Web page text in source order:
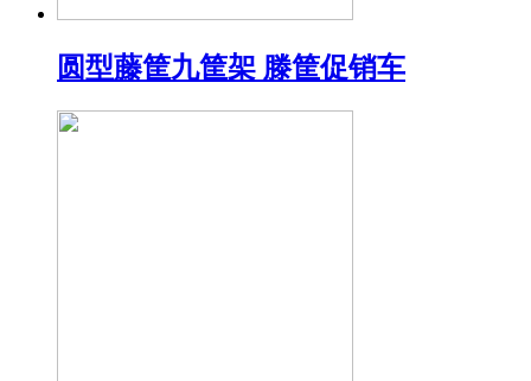
圆型藤筐九筐架 滕筐促销车